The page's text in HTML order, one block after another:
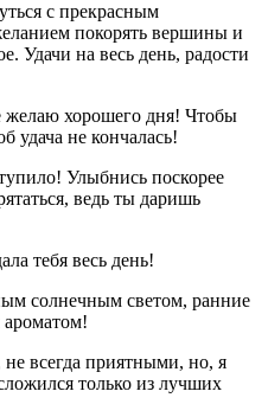
с прекрасным
покорять вершины и
Удачи на весь день, радости
хорошего дня! Чтобы
удача не кончалась!
Улыбнись поскорее
ведь ты даришь
тебя весь день!
солнечным светом, ранние
всегда приятными, но, я
только из лучших